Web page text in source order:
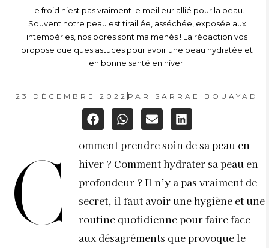
Le froid n’est pas vraiment le meilleur allié pour la peau.
Souvent notre peau est tiraillée, asséchée, exposée aux
intempéries, nos pores sont malmenés ! La rédaction vos
propose quelques astuces pour avoir une peau hydratée et
en bonne santé en hiver.
23 DÉCEMBRE 2022 PAR SARRAE BOUAYAD
C
omment prendre soin de sa peau en
hiver ? Comment hydrater sa peau en
profondeur ? Il n’y a pas vraiment de
secret, il faut avoir une hygiène et une
routine quotidienne pour faire face
aux désagréments que provoque le